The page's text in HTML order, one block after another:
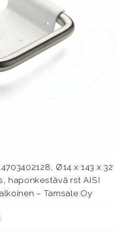
Ø14 x 143 x 32
haponkestävä rst AISI
– Tamsale Oy